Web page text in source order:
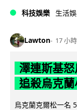
科技娛樂 生活
Lawton 17 小時
澤連斯基
追殺烏克
烏克蘭克爾松一名